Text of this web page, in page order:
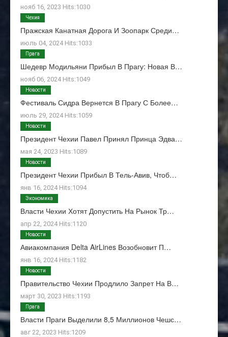
нояб 16, 2023 Hits:1030
Пражская Канатная Дорога И Зоопарк Среди…
июль 04, 2024 Hits:1033
Чехия
Шедевр Модильяни Прибыл В Прагу: Новая В…
нояб 06, 2024 Hits:1049
Прага
Фестиваль Сидра Вернется В Прагу С Более…
июль 29, 2024 Hits:1059
Новости
Президент Чехии Павел Принял Принца Эдва…
мая 24, 2023 Hits:1089
Новости
Президент Чехии Прибыл В Тель-Авив, Чтоб…
янв 16, 2024 Hits:1094
Новости
Власти Чехии Хотят Допустить На Рынок Тр…
апр 22, 2024 Hits:1120
Экономика
Авиакомпания Delta AirLines Возобновит П…
янв 16, 2024 Hits:1182
Новости
Правительство Чехии Продлило Запрет На В…
март 30, 2023 Hits:1193
Новости
Власти Праги Выделили 8,5 Миллионов Чешс…
авг 22, 2023 Hits:1209
Прага